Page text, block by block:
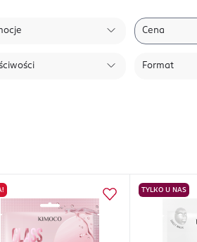
Cena
Format
TYLKO U NAS